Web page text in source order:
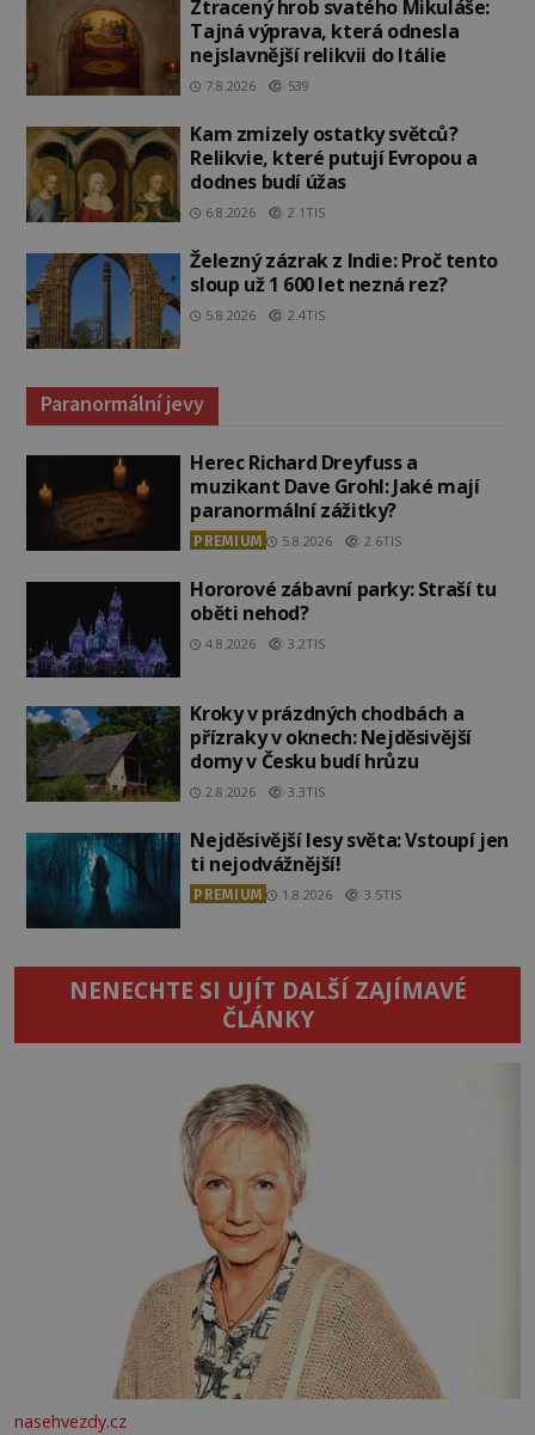
Ztracený hrob svatého Mikuláše:
Tajná výprava, která odnesla
nejslavnější relikvii do Itálie
7.8.2026 539
Kam zmizely ostatky světců?
Relikvie, které putují Evropou a
dodnes budí úžas
6.8.2026 2.1TIS
Železný zázrak z Indie: Proč tento
sloup už 1 600 let nezná rez?
5.8.2026 2.4TIS
Paranormální jevy
Herec Richard Dreyfuss a
muzikant Dave Grohl: Jaké mají
paranormální zážitky?
PREMIUM 5.8.2026 2.6TIS
Hororové zábavní parky: Straší tu
oběti nehod?
4.8.2026 3.2TIS
Kroky v prázdných chodbách a
přízraky v oknech: Nejděsivější
domy v Česku budí hrůzu
2.8.2026 3.3TIS
Nejděsivější lesy světa: Vstoupí jen
ti nejodvážnější!
PREMIUM 1.8.2026 3.5TIS
NENECHTE SI UJÍT DALŠÍ ZAJÍMAVÉ
ČLÁNKY
nasehvezdy.cz